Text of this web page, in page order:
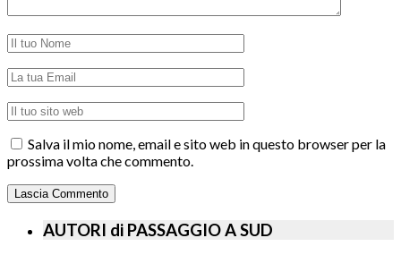
Salva il mio nome, email e sito web in questo browser per la
prossima volta che commento.
AUTORI di PASSAGGIO A SUD